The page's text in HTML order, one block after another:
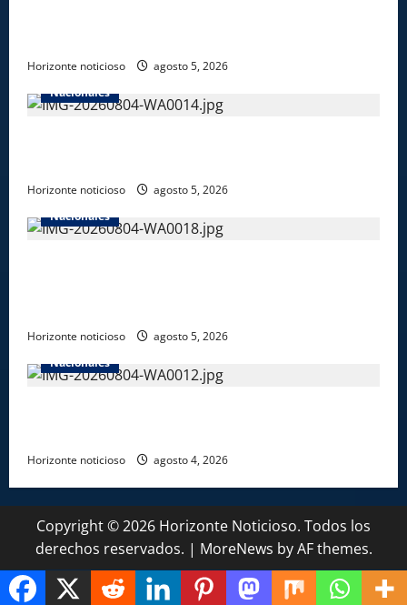
Horizonte noticioso
agosto 5, 2026
Nacionales
Horizonte noticioso
agosto 5, 2026
Nacionales
Horizonte noticioso
agosto 5, 2026
Nacionales
Horizonte noticioso agosto 4, 2026
Copyright © 2026 Horizonte Noticioso. Todos los
derechos reservados. | MoreNews by AF themes.